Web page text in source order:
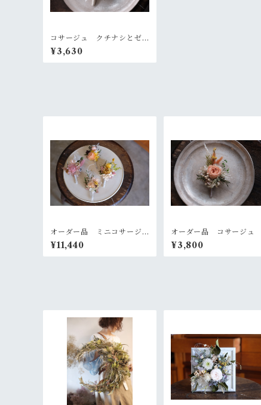
コサージュ クチナシとゼ
ラニウム
¥3,630
オーダー品 ミニコサージ
ュ４点セット
¥11,440
オーダー品 コサージュ
¥3,800